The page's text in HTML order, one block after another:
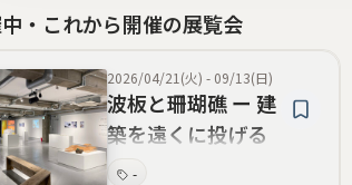
・これから開催の展覧会
2026/04/21(火) - 09/13(日)
波板と珊瑚礁 ー 建
築を遠くに投げる
八の実践
-